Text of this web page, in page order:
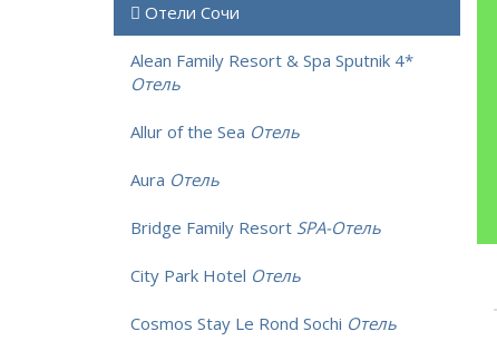
Отели Сочи
Alean Family Resort & Spa Sputnik 4*
Отель
Allur of the Sea Отель
Aura Отель
Bridge Family Resort SPA-Отель
City Park Hotel Отель
Cosmos Stay Le Rond Sochi Отель